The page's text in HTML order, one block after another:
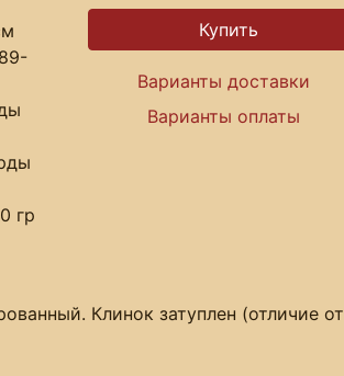
гр
Варианты доставки
Варианты оплаты
Клинок затуплен (отличие от